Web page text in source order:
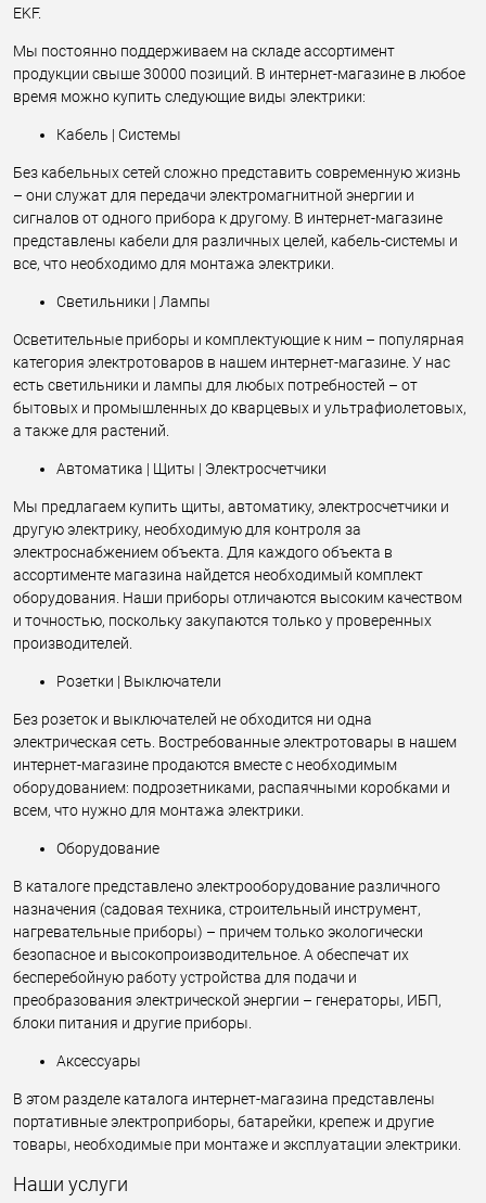
EKF.
Мы постоянно поддерживаем на складе ассортимент
продукции свыше 30000 позиций. В интернет-магазине в любое
время можно купить следующие виды электрики:
Кабель | Системы
Без кабельных сетей сложно представить современную жизнь
– они служат для передачи электромагнитной энергии и
сигналов от одного прибора к другому. В интернет-магазине
представлены кабели для различных целей, кабель-системы и
все, что необходимо для монтажа электрики.
Светильники | Лампы
Осветительные приборы и комплектующие к ним – популярная
категория электротоваров в нашем интернет-магазине. У нас
есть светильники и лампы для любых потребностей – от
бытовых и промышленных до кварцевых и ультрафиолетовых,
а также для растений.
Автоматика | Щиты | Электросчетчики
Мы предлагаем купить щиты, автоматику, электросчетчики и
другую электрику, необходимую для контроля за
электроснабжением объекта. Для каждого объекта в
ассортименте магазина найдется необходимый комплект
оборудования. Наши приборы отличаются высоким качеством
и точностью, поскольку закупаются только у проверенных
производителей.
Розетки | Выключатели
Без розеток и выключателей не обходится ни одна
электрическая сеть. Востребованные электротовары в нашем
интернет-магазине продаются вместе с необходимым
оборудованием: подрозетниками, распаячными коробками и
всем, что нужно для монтажа электрики.
Оборудование
В каталоге представлено электрооборудование различного
назначения (садовая техника, строительный инструмент,
нагревательные приборы) – причем только экологически
безопасное и высокопроизводительное. А обеспечат их
бесперебойную работу устройства для подачи и
преобразования электрической энергии – генераторы, ИБП,
блоки питания и другие приборы.
Аксессуары
В этом разделе каталога интернет-магазина представлены
портативные электроприборы, батарейки, крепеж и другие
товары, необходимые при монтаже и эксплуатации электрики.
Наши услуги